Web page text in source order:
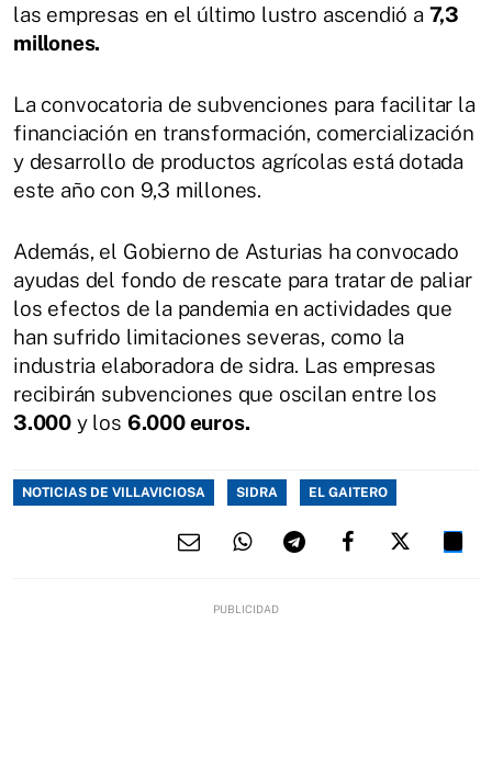
las empresas en el último lustro ascendió a 7,3
millones.
La convocatoria de subvenciones para facilitar la
financiación en transformación, comercialización
y desarrollo de productos agrícolas está dotada
este año con 9,3 millones.
Además, el Gobierno de Asturias ha convocado
ayudas del fondo de rescate para tratar de paliar
los efectos de la pandemia en actividades que
han sufrido limitaciones severas, como la
industria elaboradora de sidra. Las empresas
recibirán subvenciones que oscilan entre los
3.000 y los 6.000 euros.
NOTICIAS DE VILLAVICIOSA SIDRA EL GAITERO